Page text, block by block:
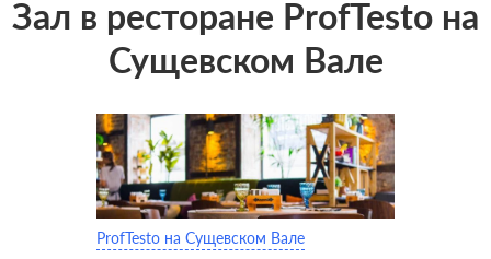
Зал в ресторане ProfTesto на
Сущевском Вале
ProfTesto на Сущевском Вале